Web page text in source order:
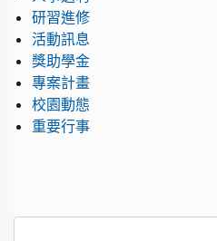
研習進修
活動訊息
獎助學金
專案計畫
校園動態
重要行事